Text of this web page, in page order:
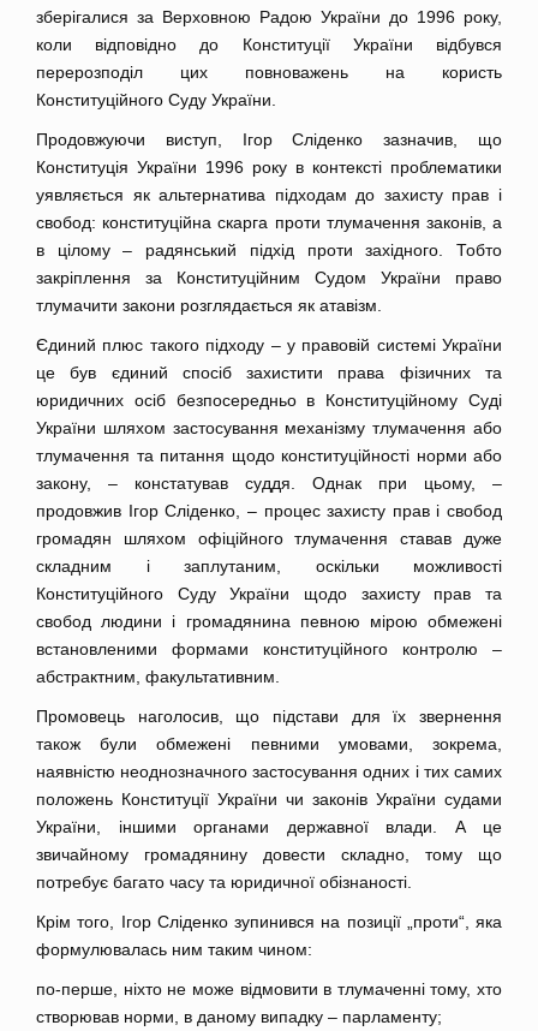
зберігалися за Верховною Радою України до 1996 року,
коли відповідно до Конституції України відбувся
перерозподіл цих повноважень на користь
Конституційного Суду України.
Продовжуючи виступ, Ігор Сліденко зазначив, що
Конституція України 1996 року в контексті проблематики
уявляється як альтернатива підходам до захисту прав і
свобод: конституційна скарга проти тлумачення законів, а
в цілому – радянський підхід проти західного. Тобто
закріплення за Конституційним Судом України право
тлумачити закони розглядається як атавізм.
Єдиний плюс такого підходу – у правовій системі України
це був єдиний спосіб захистити права фізичних та
юридичних осіб безпосередньо в Конституційному Суді
України шляхом застосування механізму тлумачення або
тлумачення та питання щодо конституційності норми або
закону, – констатував суддя. Однак при цьому, –
продовжив Ігор Сліденко, – процес захисту прав і свобод
громадян шляхом офіційного тлумачення ставав дуже
складним і заплутаним, оскільки можливості
Конституційного Суду України щодо захисту прав та
свобод людини і громадянина певною мірою обмежені
встановленими формами конституційного контролю –
абстрактним, факультативним.
Промовець наголосив, що підстави для їх звернення
також були обмежені певними умовами, зокрема,
наявністю неоднозначного застосування одних і тих самих
положень Конституції України чи законів України судами
України, іншими органами державної влади. А це
звичайному громадянину довести складно, тому що
потребує багато часу та юридичної обізнаності.
Крім того, Ігор Сліденко зупинився на позиції „проти“, яка
формулювалась ним таким чином:
по-перше, ніхто не може відмовити в тлумаченні тому, хто
створював норми, в даному випадку – парламенту;